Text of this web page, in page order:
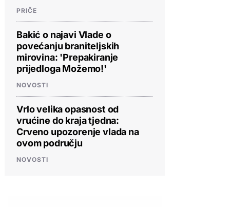
PRIČE
Bakić o najavi Vlade o
povećanju braniteljskih
mirovina: 'Prepakiranje
prijedloga Možemo!'
NOVOSTI
Vrlo velika opasnost od
vrućine do kraja tjedna:
Crveno upozorenje vlada na
ovom području
NOVOSTI